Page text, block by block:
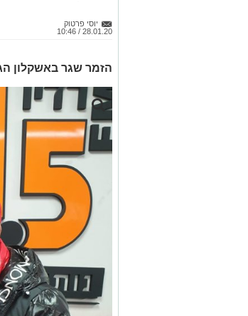
יוסי פרטוק
28.01.20 / 10:46
הזמר שגר באשקלון